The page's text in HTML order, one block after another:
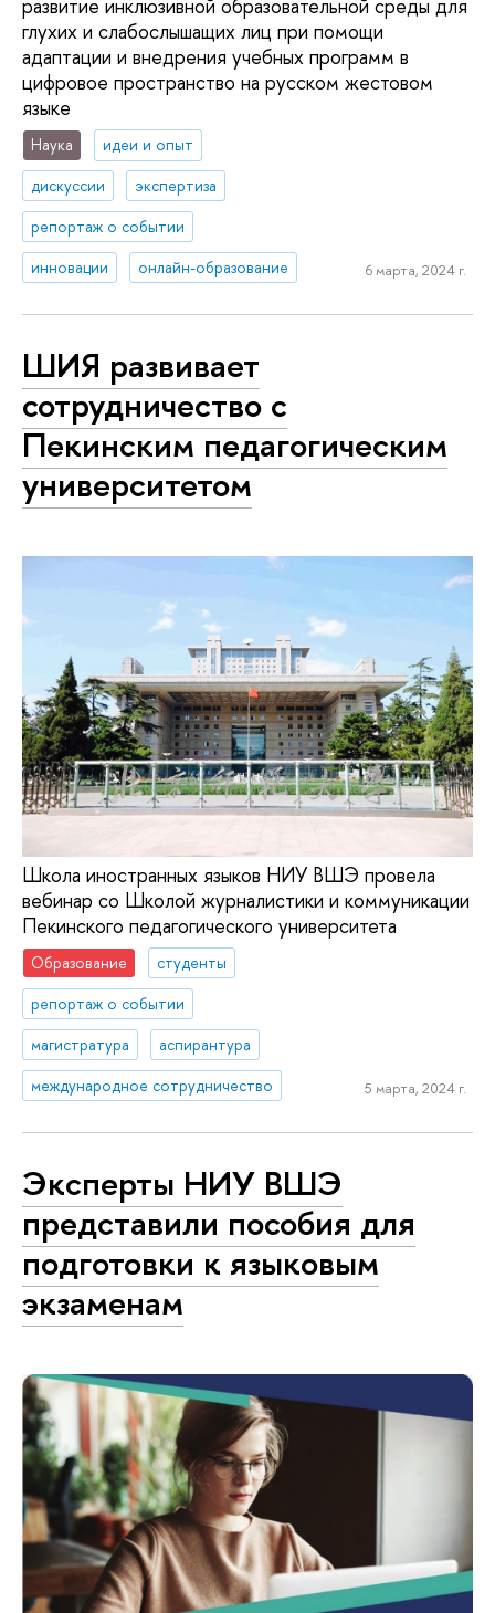
развитие инклюзивной образовательной среды для
глухих и слабослышащих лиц при помощи
адаптации и внедрения учебных программ в
цифровое пространство на русском жестовом
языке
Наука
идеи и опыт
дискуссии
экспертиза
репортаж о событии
инновации
онлайн-образование 6 марта, 2024 г.
ШИЯ развивает
сотрудничество с
Пекинским педагогическим
университетом
Школа иностранных языков НИУ ВШЭ провела
вебинар со Школой журналистики и коммуникации
Пекинского педагогического университета
Образование
студенты
репортаж о событии
магистратура
аспирантура
международное сотрудничество
5 марта, 2024 г.
Эксперты НИУ ВШЭ
представили пособия для
подготовки к языковым
экзаменам